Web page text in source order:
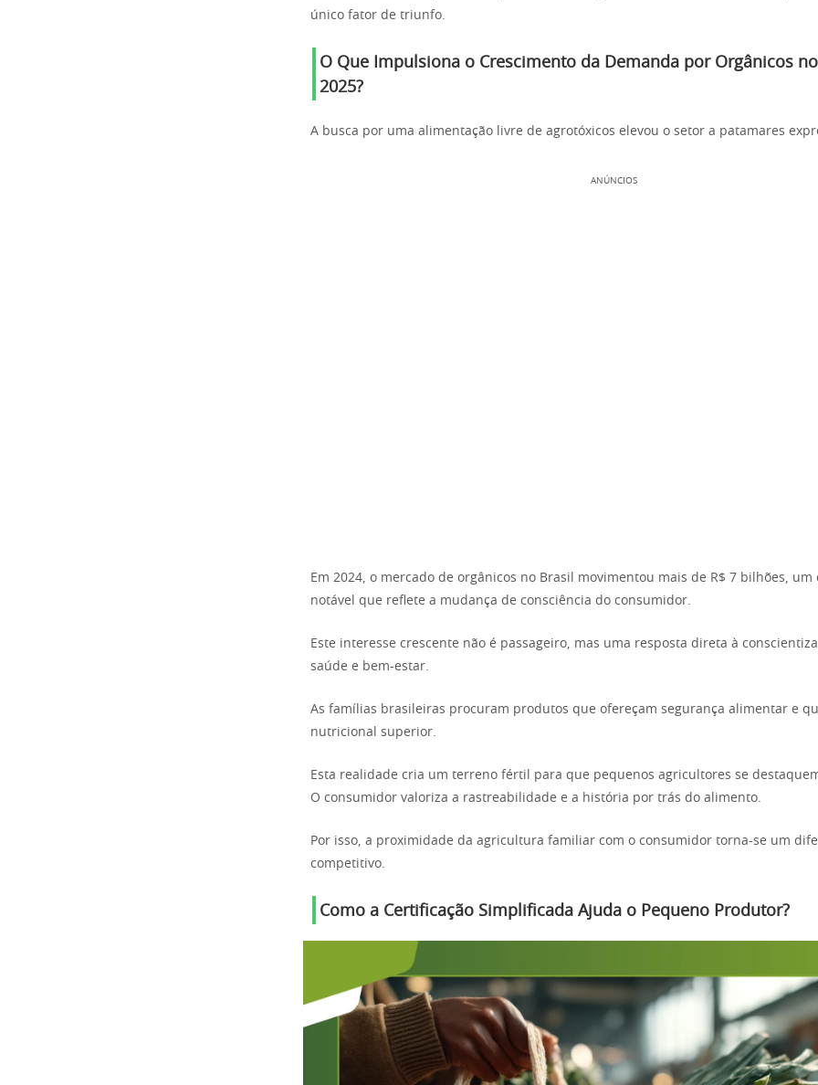
único fator de triunfo.
O Que Impulsiona o Crescimento da Demanda por Orgânicos
2025?
A busca por uma alimentação livre de agrotóxicos elevou o setor a patamares
ANÚNCIOS
Em 2024, o mercado de orgânicos no Brasil movimentou mais de R$ 7 bilhões, um
notável que reflete a mudança de consciência do consumidor.
Este interesse crescente não é passageiro, mas uma resposta direta à
saúde e bem-estar.
As famílias brasileiras procuram produtos que ofereçam segurança alimentar e
nutricional superior.
Esta realidade cria um terreno fértil para que pequenos agricultores se
O consumidor valoriza a rastreabilidade e a história por trás do alimento.
Por isso, a proximidade da agricultura familiar com o consumidor torna-se um
competitivo.
Como a Certificação Simplificada Ajuda o Pequeno Produtor?